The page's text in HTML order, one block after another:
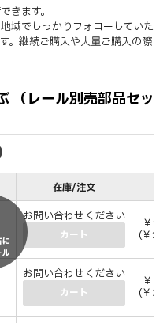
きます。
域でしっかりフォローしていた
。継続ご購入や大量ご購入の際
（レール別売部品セッ
在庫/注文
お問い合わせください
カート
￥
(￥
お問い合わせください
カート
￥
(￥